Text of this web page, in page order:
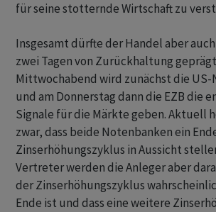
für seine stotternde Wirtschaft zu
Insgesamt dürfte der Handel aber
zwei Tagen von Zurückhaltung
Mittwochabend wird zunächst die US-
und am Donnerstag dann die EZB die
Signale für die Märkte geben. Aktuell
zwar, dass beide Notenbanken ein
Zinserhöhungszyklus in Aussicht
Vertreter werden die Anleger aber
der Zinserhöhungszyklus
Ende ist und dass eine weitere